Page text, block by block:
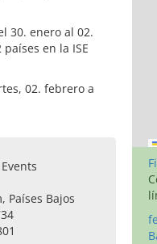
30. enero al 02.
en la ISE
02. febrero a
Países Bajos